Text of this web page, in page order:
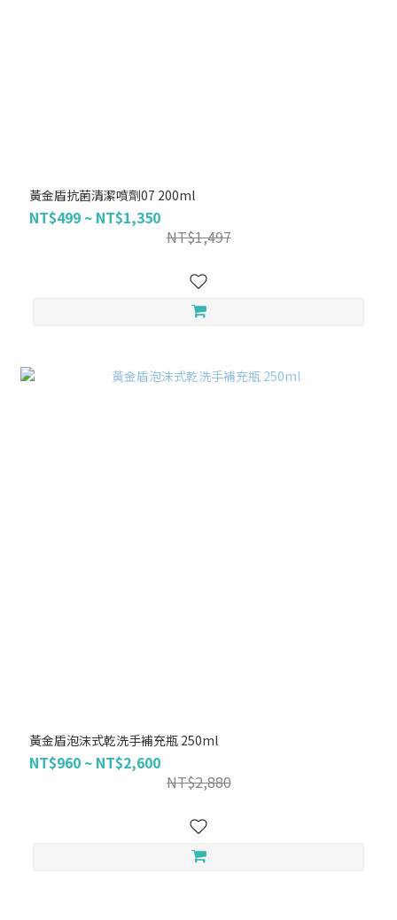
黃金盾抗菌清潔噴劑07 200ml
NT$499 ~ NT$1,350
NT$1,497
黃金盾泡沫式乾洗手補充瓶 250ml
NT$960 ~ NT$2,600
NT$2,880